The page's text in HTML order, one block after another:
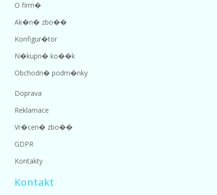
O firm�
Ak�n� zbo��
Konfigur�tor
N�kupn� ko��k
Obchodn� podm�nky
Doprava
Reklamace
Vr�cen� zbo��
GDPR
Kontakty
Kontakt